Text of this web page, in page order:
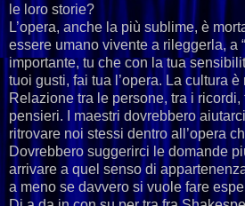
le loro storie?
L’opera, anche la più sublime, è
essere umano vivente a rileggerla, a
importante, tu che con la tua
tuoi gusti, fai tua l’opera. La cultura
Relazione tra le persone, tra i
pensieri. I maestri dovrebbero
ritrovare noi stessi dentro all’opera
Dovrebbero suggerirci le domande
arrivare a quel senso di
a meno se davvero si vuole fare